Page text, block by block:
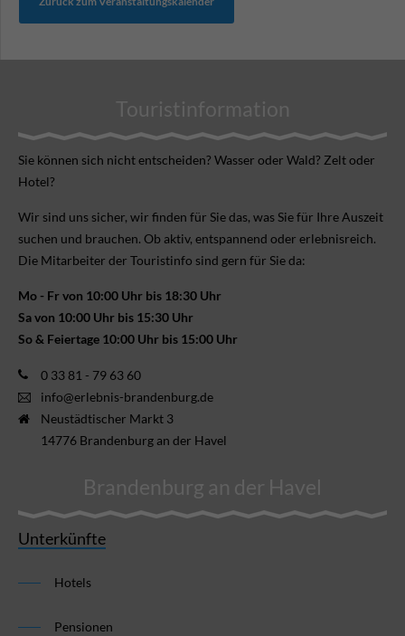
Touristinformation
Sie können sich nicht ent­scheiden? Wasser oder Wald? Zelt oder
Hotel?
Wir sind uns sicher, wir finden für Sie das, was Sie für Ihre Aus­zeit
suchen und brauchen. Ob aktiv, ent­spannend oder erlebnis­reich.
Die Mitarbeiter der Touristinfo sind gern für Sie da:
Mo - Fr von 10:00 Uhr bis 18:30 Uhr
Sa von 10:00 Uhr bis 15:30 Uhr
So & Feiertage 10:00 Uhr bis 15:00 Uhr
0 33 81 - 79 63 60
info@erlebnis-brandenburg.de
Neustädtischer Markt 3
14776 Brandenburg an der Havel
Brandenburg an der Havel
Unterkünfte
Hotels
Pensionen